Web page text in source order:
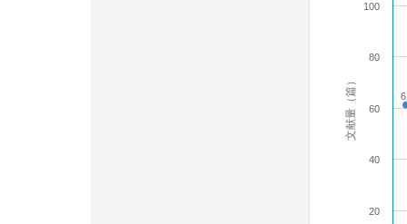
文献量（篇）
20
40
60
80
100